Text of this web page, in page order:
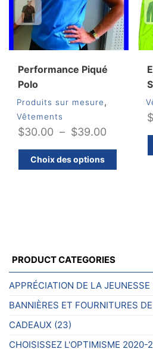
Performance Piqué
Polo
Produits sur mesure,
Vêtements
$30.00 – $39.00
de
Choix des options
la
du
$
PRODUCT CATEGORIES
APPRÉCIATION DE LA JEUNESSE
BANNIÈRES ET FOURNITURES
CADEAUX (23)
CHOISISSEZ L'OPTIMISME 2020-